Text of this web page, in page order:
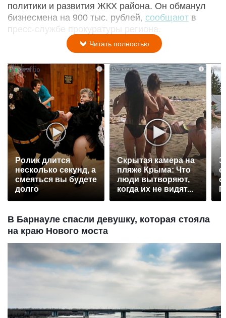
политики и развития ЖКХ района. Он обманул
бизнесмена на 900 тыс. рублей, сообщают в
пресс-службе прокуратуры региона.
Читать полностью
Ролик длится
несколько секунд, а
смеяться вы будете
долго
i
Скрытая камера на
пляже Крыма: Что
люди вытворяют,
когда их не видят...
В Барнауле спасли девушку, которая стояла
на краю Нового моста